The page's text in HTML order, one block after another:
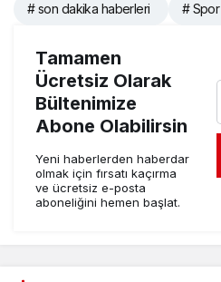
# son dakika haberleri # Spor
Tamamen
Ücretsiz Olarak
Bültenimize
Abone Olabilirsin
Yeni haberlerden haberdar
olmak için fırsatı kaçırma
ve ücretsiz e-posta
aboneliğini hemen başlat.